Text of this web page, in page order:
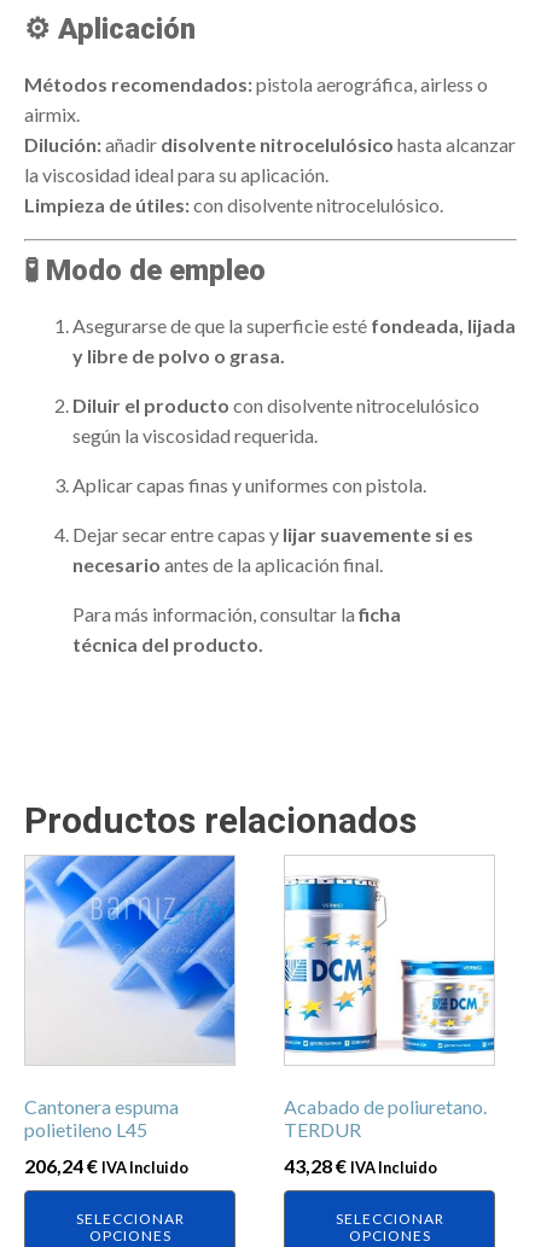
⚙️ Aplicación
Métodos recomendados:pistola aerográfica, airless o
airmix.
Dilución:añadir disolvente nitrocelulósico hasta alcanzar
la viscosidad ideal para su aplicación.
Limpieza de útiles:con disolvente nitrocelulósico.
🧪 Modo de empleo
Asegurarse de que la superficie esté fondeada, lijada
y libre de polvo o grasa.
Diluir el producto con disolvente nitrocelulósico
según la viscosidad requerida.
Aplicar capas finas y uniformes con pistola.
Dejar secar entre capas y lijar suavemente si es
necesario antes de la aplicación final.
Para más información, consultar laficha
técnica del producto.
Productos relacionados
Cantonera espuma
polietileno L45
206,24€ IVA Incluido
SELECCIONAR
OPCIONES
Este
producto
tiene
múltiples
pueden
elegir
en
la
página
Acabado de poliuretano.
TERDUR
43,28€ IVA Incluido
SELECCIONAR
OPCIONES
producto
múltiples
variantes.
Las
opciones
pueden
elegir
en
la
página